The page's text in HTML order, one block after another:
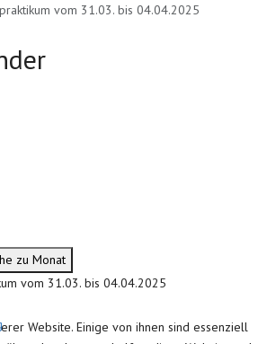
vom 31.03. bis 04.04.2025
zu Monat
vom 31.03. bis 04.04.2025
Website. Einige von ihnen sind essenziell